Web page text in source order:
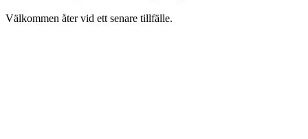
Välkommen åter vid ett senare tillfälle.